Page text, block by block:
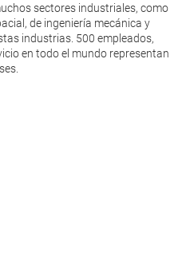
sectores industriales, como
de ingeniería mecánica y
industrias. 500 empleados,
en todo el mundo representan